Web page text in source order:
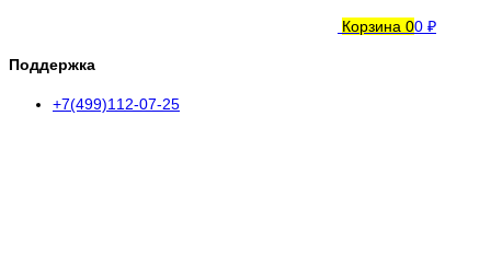
Корзина 00 ₽
Поддержка
+7(499)112-07-25